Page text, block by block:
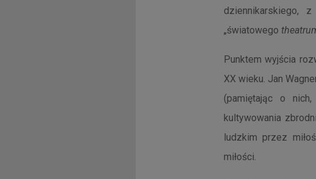
dziennikarskiego,
„światowego
Punktem wyjścia
XX wieku. Jan
(pamiętając o
kultywowania
ludzkim przez
miłości.